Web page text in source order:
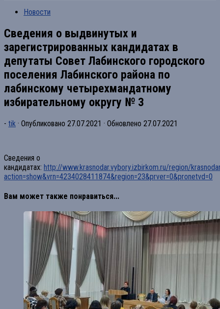
Новости
Сведения о выдвинутых и
зарегистрированных кандидатах в
депутаты Совет Лабинского городского
поселения Лабинского района по
лабинскому четырехмандатному
избирательному округу № 3
- tik · Опубликовано 27.07.2021 · Обновлено 27.07.2021
Сведения о
кандидатах: http://www.krasnodar.vybory.izbirkom.ru/region/
action=show&vrn=4234028411874&region=23&prver=0&pronetvd=0
Вам может также понравиться...